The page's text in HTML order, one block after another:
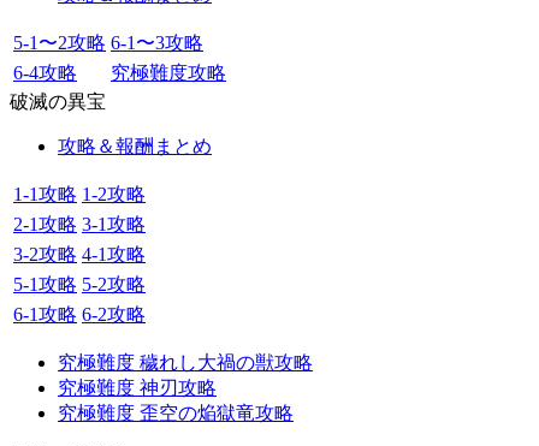
5-1〜2攻略 6-1〜3攻略
6-4攻略
究極難度攻略
破滅の異宝
攻略＆報酬まとめ
1-1攻略 1-2攻略
2-1攻略 3-1攻略
3-2攻略 4-1攻略
5-1攻略 5-2攻略
6-1攻略 6-2攻略
究極難度 穢れし大禍の獣攻略
究極難度 神刃攻略
究極難度 歪空の焔獄竜攻略